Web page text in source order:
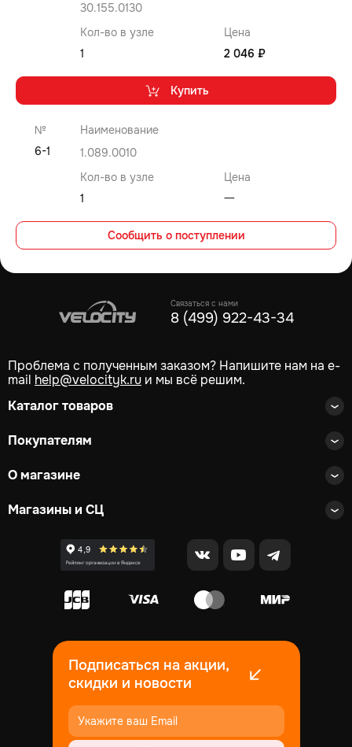
30.155.0130
Кол-во в узле
Цена
1
2 046 ₽
Купить
№
Наименование
6-1
1.089.0010
Кол-во в узле
Цена
1
⼀
Сообщить о поступлении
Связаться с нами
8 (499) 922-43-34
Проблема с полученным заказом? Напишите нам на e-
mail help@velocityk.ru и мы всё решим.
Каталог товаров
Покупателям
О магазине
Магазины и СЦ
Подписаться на акции,
скидки и новости